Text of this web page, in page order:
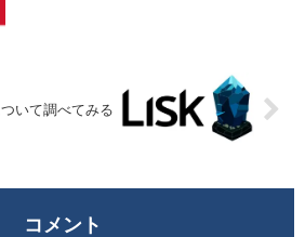
いて調べてみる
コメント